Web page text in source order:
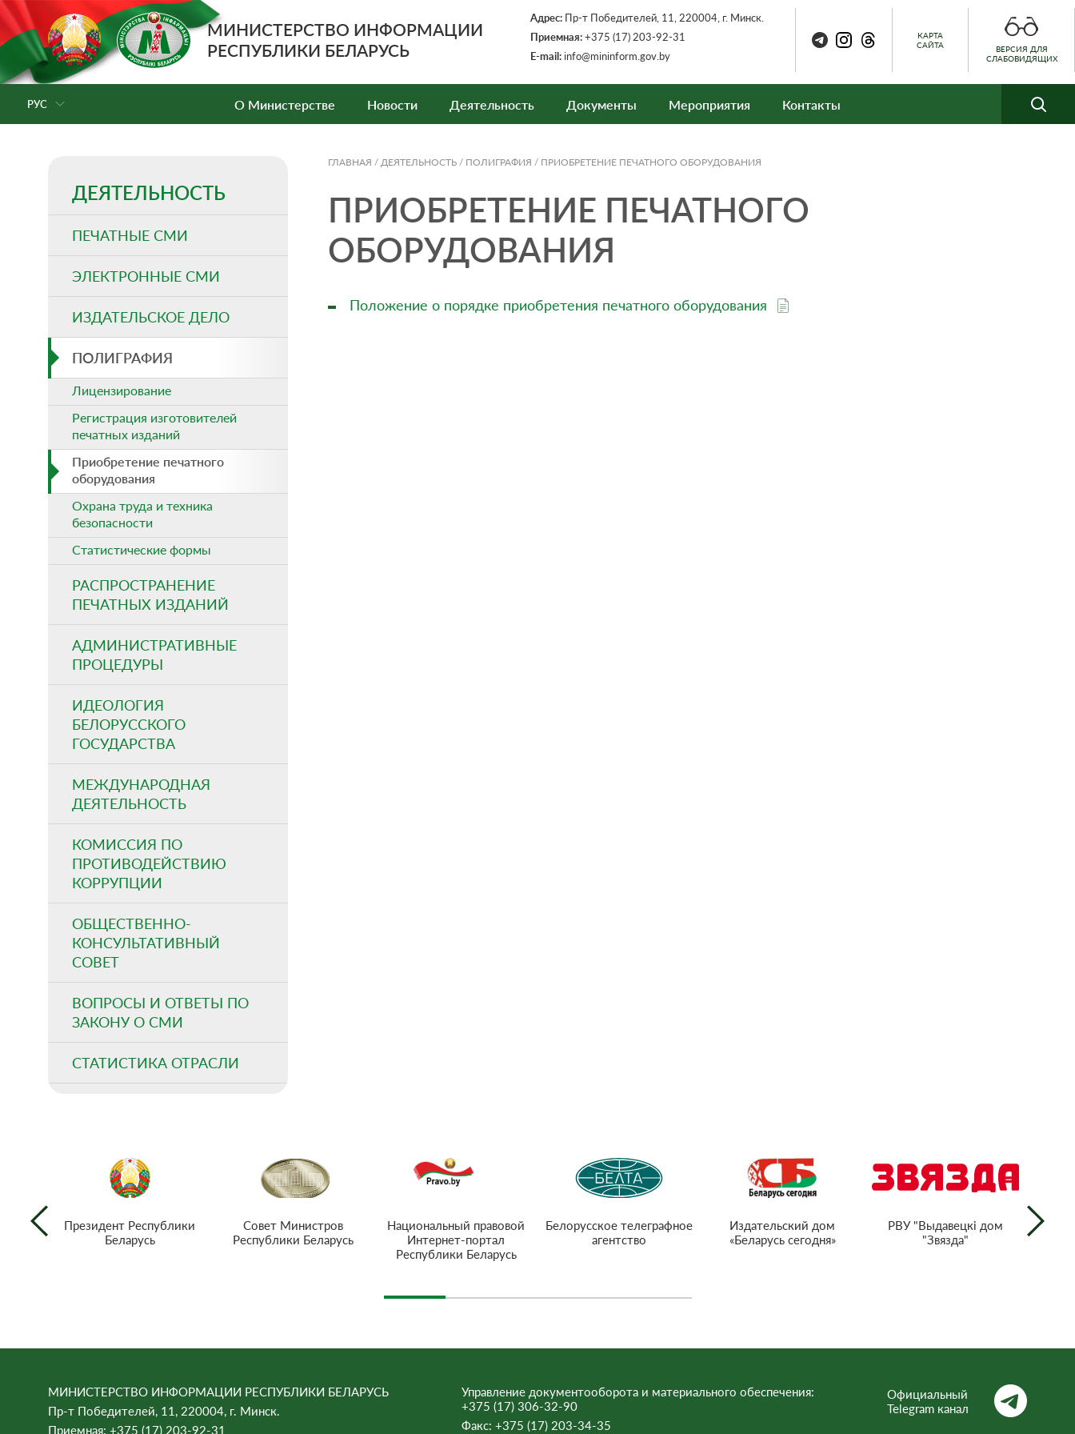
МИНИСТЕРСТВО ИНФОРМАЦИИ
РЕСПУБЛИКИ БЕЛАРУСЬ
Адрес: Пр-т Победителей, 11, 220004, г. Минск.
Приемная:+375 (17) 203-92-31
E-mail:info@mininform.gov.by
КАРТА
САЙТА
ВЕРСИЯ ДЛЯ
СЛАБОВИДЯЩИХ
РУС О Министерстве Новости Деятельность Документы Мероприятия Контакты
ДЕЯТЕЛЬНОСТЬ
ПЕЧАТНЫЕ СМИ
ЭЛЕКТРОННЫЕ СМИ
ИЗДАТЕЛЬСКОЕ ДЕЛО
ПОЛИГРАФИЯ
Лицензирование
Регистрация изготовителей
печатных изданий
Приобретение печатного
оборудования
Охрана труда и техника
безопасности
Статистические формы
РАСПРОСТРАНЕНИЕ
ПЕЧАТНЫХ ИЗДАНИЙ
АДМИНИСТРАТИВНЫЕ
ПРОЦЕДУРЫ
ИДЕОЛОГИЯ
БЕЛОРУССКОГО
ГОСУДАРСТВА
МЕЖДУНАРОДНАЯ
ДЕЯТЕЛЬНОСТЬ
КОМИССИЯ ПО
ПРОТИВОДЕЙСТВИЮ
КОРРУПЦИИ
ОБЩЕСТВЕННО-
КОНСУЛЬТАТИВНЫЙ
СОВЕТ
ВОПРОСЫ И ОТВЕТЫ ПО
ЗАКОНУ О СМИ
СТАТИСТИКА ОТРАСЛИ
ГЛАВНАЯ / ДЕЯТЕЛЬНОСТЬ / ПОЛИГРАФИЯ / ПРИОБРЕТЕНИЕ ПЕЧАТНОГО ОБОРУДОВАНИЯ
ПРИОБРЕТЕНИЕ ПЕЧАТНОГО
ОБОРУДОВАНИЯ
Положение о порядке приобретения печатного оборудования
Президент Республики
Беларусь
Совет Министров
Республики Беларусь
Национальный правовой
Интернет-портал
Республики Беларусь
Белорусское телеграфное
агентство
Издательский дом
«Беларусь сегодня»
РВУ "Выдавецкі дом
"Звязда"
МИНИСТЕРСТВО ИНФОРМАЦИИ РЕСПУБЛИКИ БЕЛАРУСЬ
Пр-т Победителей, 11, 220004, г. Минск.
Приемная: +375 (17) 203-92-31
Управление документооборота и материального обеспечения:
+375 (17) 306-32-90
Факс: +375 (17) 203-34-35
Официальный
Telegram канал